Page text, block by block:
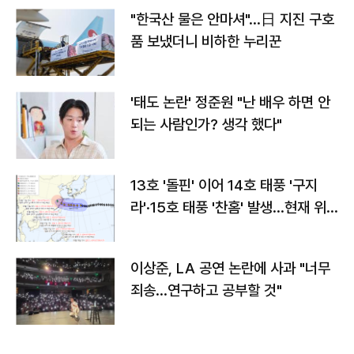
"한국산 물은 안마셔"…日 지진 구호
품 보냈더니 비하한 누리꾼
'태도 논란' 정준원 "난 배우 하면 안
되는 사람인가? 생각 했다"
13호 '돌핀' 이어 14호 태풍 '구지
라'·15호 태풍 '찬홈' 발생…현재 위
이상준, LA 공연 논란에 사과 "너무
죄송…연구하고 공부할 것"